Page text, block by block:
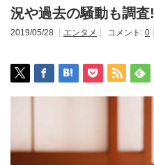
況や過去の騒動も調査!
2019/05/28 エンタメ コメント: 0